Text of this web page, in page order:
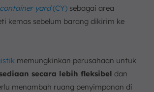
container yard(CY) sebagai area
kemas sebelum barang dikirim ke
memungkinkan perusahaan untuk
secara lebih fleksibel dan
menambah ruang penyimpanan di